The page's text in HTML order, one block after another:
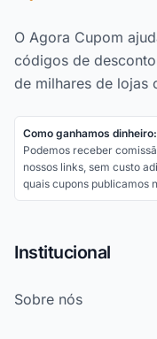
O Agora Cupom
códigos de
de milhares de lojas
Como ganhamos dinheiro:
Podemos receber
nossos links, sem custo
quais cupons publicamos
Institucional
Sobre nós